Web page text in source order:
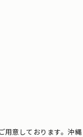
用意しております。沖縄